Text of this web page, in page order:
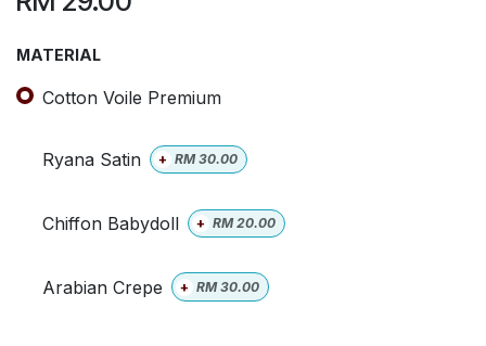
MATERIAL
Cotton Voile Premium
Ryana Satin + RM30.00
Chiffon Babydoll + RM20.00
Arabian Crepe + RM30.00